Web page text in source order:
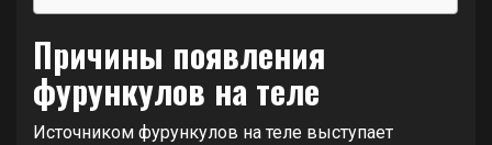
Причины появления
фурункулов на теле
Источником фурункулов на теле выступает